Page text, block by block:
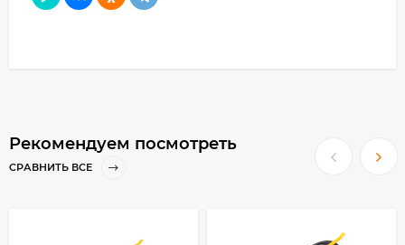
Рекомендуем посмотреть
СРАВНИТЬ ВСЕ